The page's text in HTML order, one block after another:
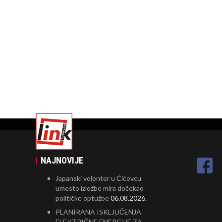
NAJNOVIJE
Japanski volonter u Ćićevcu
umesto izložbe mira dočekao
političke optužbe06.08.2026.
PLANIRANA ISKLJUČENJA